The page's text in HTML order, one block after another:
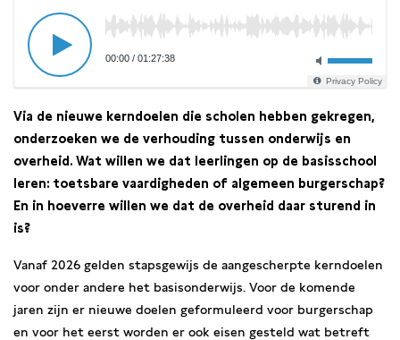
00:00 / 01:27:38
Privacy Policy
Via de nieuwe kerndoelen die scholen hebben gekregen,
onderzoeken we de verhouding tussen onderwijs en
overheid. Wat willen we dat leerlingen op de basisschool
leren: toetsbare vaardigheden of algemeen burgerschap?
En in hoeverre willen we dat de overheid daar sturend in
is?
Vanaf 2026 gelden stapsgewijs de aangescherpte kerndoelen
voor onder andere het basisonderwijs. Voor de komende
jaren zijn er nieuwe doelen geformuleerd voor burgerschap
en voor het eerst worden er ook eisen gesteld wat betreft